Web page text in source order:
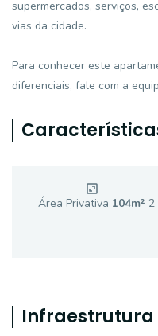
supermercados, serviços,
vias da cidade.
Para conhecer este
diferenciais, fale com a
Área Privativa 104m² 2
Infraestrutura